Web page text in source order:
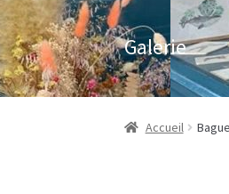
Galerie
Accueil